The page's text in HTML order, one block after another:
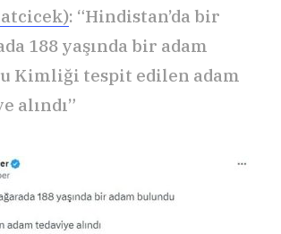
: “Hindistan’da bir
188 yaşında bir adam
Kimliği tespit edilen adam
alındı”